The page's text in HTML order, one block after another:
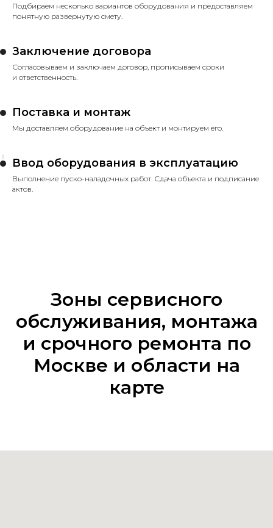
Подбираем несколько вариантов оборудования и предоставляем
понятную развернутую смету.
Заключение договора
Согласовываем и заключаем договор, прописываем сроки
и ответственность.
Поставка и монтаж
Мы доставляем оборудование на объект и монтируем его.
Ввод оборудования в эксплуатацию
Выполнение пуско-наладочных работ. Сдача объекта и подписание
актов.
Зоны сервисного
обслуживания, монтажа
и срочного ремонта по
Москве и области на
карте